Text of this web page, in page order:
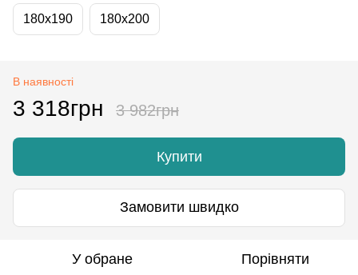
180x190 180x200
В наявності
3 318грн 3 982грн
Купити
Замовити швидко
У обране Порівняти